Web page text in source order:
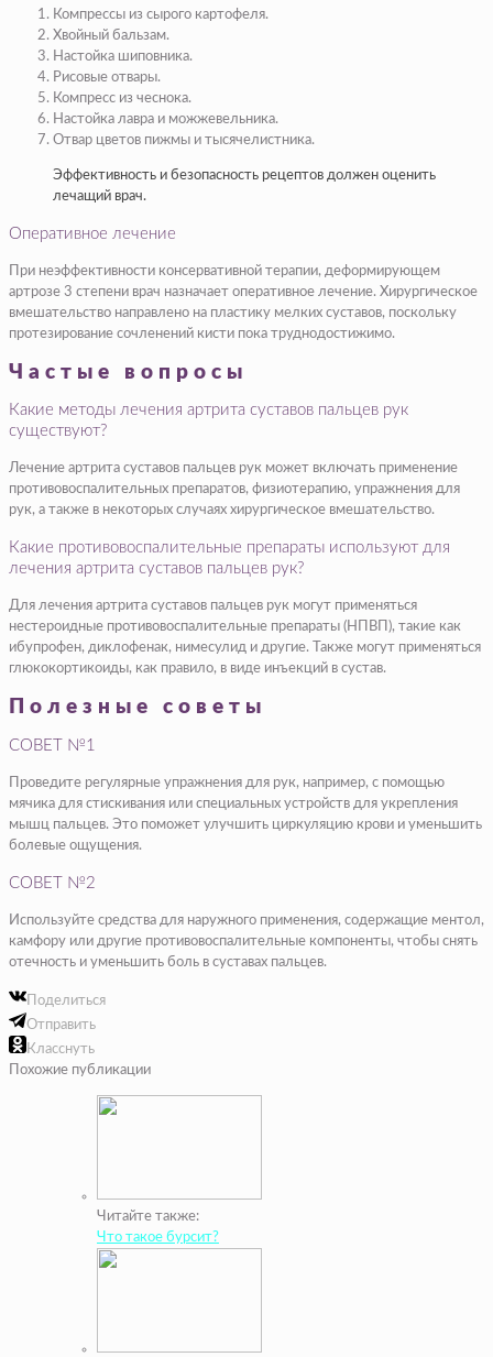
Компрессы из сырого картофеля.
Хвойный бальзам.
Настойка шиповника.
Рисовые отвары.
Компресс из чеснока.
Настойка лавра и можжевельника.
Отвар цветов пижмы и тысячелистника.
Эффективность и безопасность рецептов должен оценить
лечащий врач.
Оперативное лечение
При неэффективности консервативной терапии, деформирующем
артрозе 3 степени врач назначает оперативное лечение. Хирургическое
вмешательство направлено на пластику мелких суставов, поскольку
протезирование сочленений кисти пока труднодостижимо.
Частые вопросы
Какие методы лечения артрита суставов пальцев рук
существуют?
Лечение артрита суставов пальцев рук может включать применение
противовоспалительных препаратов, физиотерапию, упражнения для
рук, а также в некоторых случаях хирургическое вмешательство.
Какие противовоспалительные препараты используют для
лечения артрита суставов пальцев рук?
Для лечения артрита суставов пальцев рук могут применяться
нестероидные противовоспалительные препараты (НПВП), такие как
ибупрофен, диклофенак, нимесулид и другие. Также могут применяться
глюкокортикоиды, как правило, в виде инъекций в сустав.
Полезные советы
СОВЕТ №1
Проведите регулярные упражнения для рук, например, с помощью
мячика для стискивания или специальных устройств для укрепления
мышц пальцев. Это поможет улучшить циркуляцию крови и уменьшить
болевые ощущения.
СОВЕТ №2
Используйте средства для наружного применения, содержащие ментол,
камфору или другие противовоспалительные компоненты, чтобы снять
отечность и уменьшить боль в суставах пальцев.
Поделиться
Отправить
Класснуть
Похожие публикации
Читайте также:
Что такое бурсит?